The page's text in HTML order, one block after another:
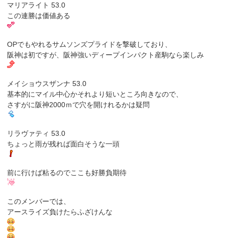
マリアライト 53.0
この連勝は価値ある
OPでもやれるサムソンズプライドを撃破しており、
阪神は初ですが、阪神強いディープインパクト産駒なら楽しみ
メイショウスザンナ 53.0
基本的にマイル中心かそれより短いところ向きなので、
さすがに阪神2000ｍで穴を開けれるかは疑問
リラヴァティ 53.0
ちょっと雨が残れば面白そうな一頭
前に行けば粘るのでここも好勝負期待
このメンバーでは、
アースライズ負けたらふざけんな